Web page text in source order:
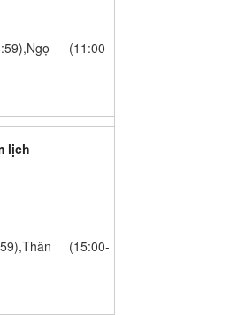
(11:00-
lịch
(15:00-